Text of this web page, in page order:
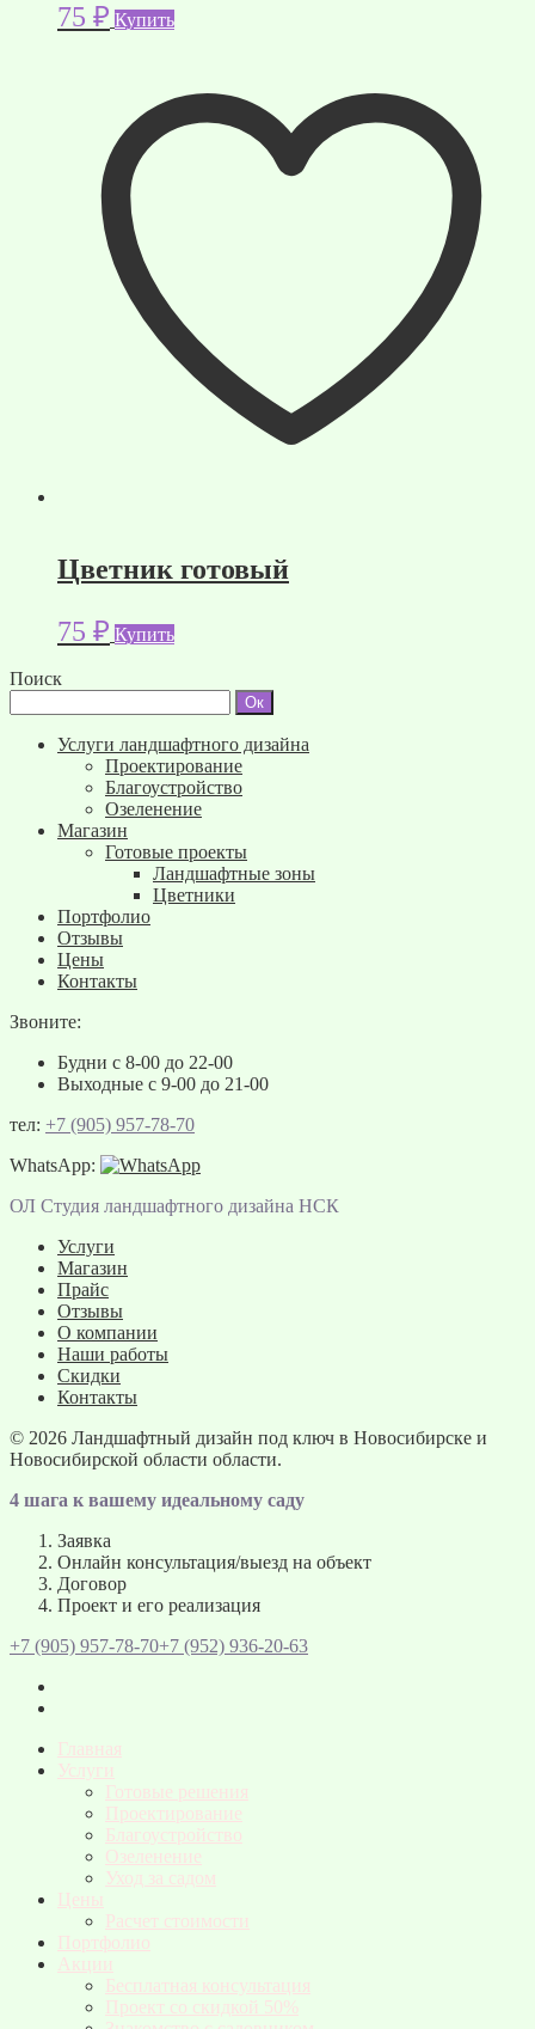
75 ₽ Купить
Цветник готовый
75 ₽ Купить
Поиск
Услуги ландшафтного дизайна
Проектирование
Благоустройство
Озеленение
Магазин
Готовые проекты
Ландшафтные зоны
Цветники
Портфолио
Отзывы
Цены
Контакты
Звоните:
Будни с 8-00 до 22-00
Выходные с 9-00 до 21-00
тел: +7 (905) 957-78-70
WhatsApp:
ОЛ Студия ландшафтного дизайна НСК
Услуги
Магазин
Прайс
Отзывы
О компании
Наши работы
Скидки
Контакты
© 2026 Ландшафтный дизайн под ключ в Новосибирске и
Новосибирской области области.
4 шага к вашему идеальному саду
Заявка
Онлайн консультация/выезд на объект
Договор
Проект и его реализация
+7 (905) 957-78-70+7 (952) 936-20-63
Главная
Услуги
Готовые решения
Проектирование
Благоустройство
Озеленение
Уход за садом
Цены
Расчет стоимости
Портфолио
Акции
Бесплатная консультация
Проект со скидкой 50%